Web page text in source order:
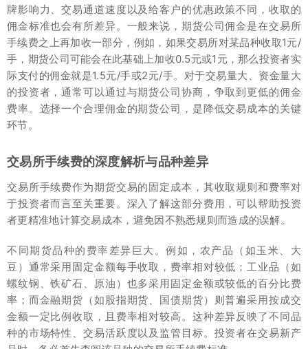
牌影响力、交易通道速度以及给客户的优惠政策不同，收取的
佣金标准也会有所差异。一般来说，期货公司佣金是在交易所
手续费之上再加收一部分，例如，如果交易所对某品种收取1元/
手，期货公司可能会在此基础上加收0.5元或1元，那么投资者实
际支付的佣金就是1.5元/手或2元/手。对于交易量大、资金量大
的投资者，通常可以通过与期货公司协商，争取到更低的佣金
费率。选择一个合理佣金的期货公司，是降低交易成本的关键
环节。
交易所手续费的深度解析与品种差异
交易所手续费作为期货交易的固定成本，其收取规则和费率对
于投资者而言至关重要。深入了解这部分费用，可以帮助投资
者更精准地计算交易成本，避免因不熟悉规则而造成的误解。
不同期货品种的费率差异巨大。例如，农产品（如玉米、大
豆）通常采用固定金额每手收取，费率相对较低；工业品（如
螺纹钢、铁矿石、原油）也多采用固定金额或较低的百分比费
率；而金融期货（如股指期货、国债期货）则普遍采用按成交
金额一定比例收取，且费率相对较高。这种差异反映了不同品
种的市场特性、交易活跃度以及监管目标。投资者在交易新产